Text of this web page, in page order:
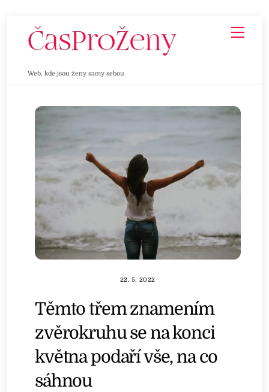
Web, kde jsou ženy samy sebou
22. 5. 2022
Těmto třem znamením
zvěrokruhu se na konci
května podaří vše, na co
sáhnou